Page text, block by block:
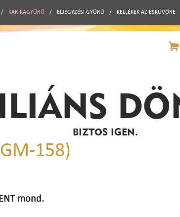
/ KARIKAGYŰRŰ / ELJEGYZÉSI GYŰRŰ / KELLÉKEK AZ ESKÜVŐRE
BIZTOS IGEN.
158)
mond.